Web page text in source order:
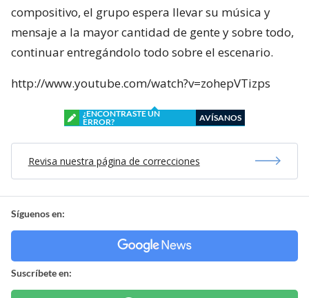
compositivo, el grupo espera llevar su música y
mensaje a la mayor cantidad de gente y sobre todo,
continuar entregándolo todo sobre el escenario.
http://www.youtube.com/watch?v=zohepVTizps
¿ENCONTRASTE UN
ERROR?
AVÍSANOS
Revisa nuestra página de correcciones
Síguenos en:
Suscríbete en: